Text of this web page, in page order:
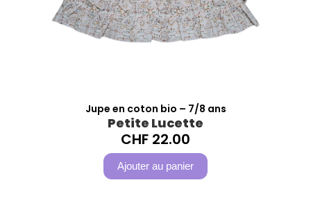
Jupe en coton bio – 7/8 ans
Petite Lucette
CHF 22.00
Ajouter au panier